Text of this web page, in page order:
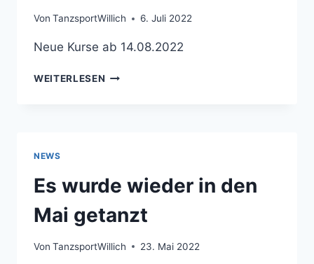
Von TanzsportWillich 6. Juli 2022
Neue Kurse ab 14.08.2022
WEITERLESEN NEUER
NEWS
Es wurde wieder in den
Mai getanzt
Von TanzsportWillich 23. Mai 2022